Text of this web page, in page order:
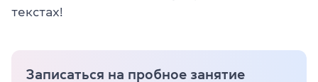
текстах!
Записаться на пробное занятие